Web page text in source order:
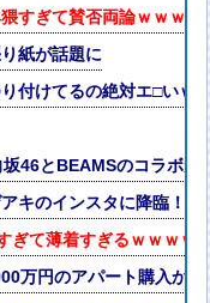
すぎて賛否両論ｗｗｗｗ
紙が話題に
付けてるの絶対エ□いｗ
46とBEAMSのコラボが
キのインスタに降臨！
ぎて薄着すぎるｗｗｗｗ
万円のアパート購入か